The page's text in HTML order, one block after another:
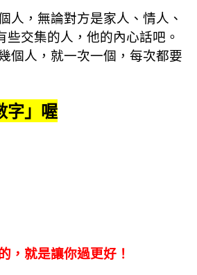
人，無論對方是家人、情人、
交集的人，他的內心話吧。
個人，就一次一個，每次都要
字」喔
，就是讓你過更好！